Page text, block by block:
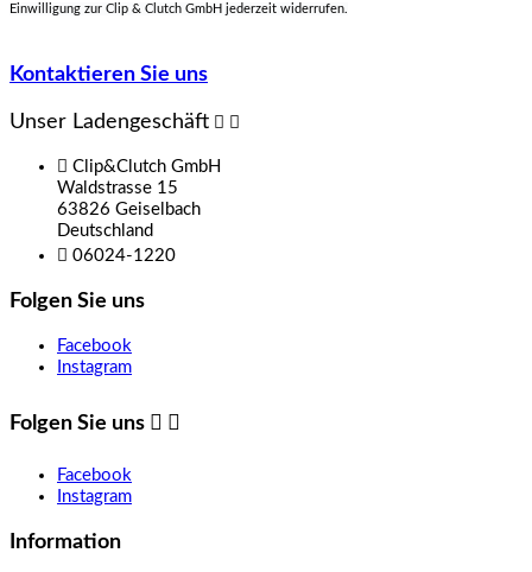
Einwilligung zur Clip & Clutch GmbH jederzeit widerrufen.
Kontaktieren Sie uns
Unser Ladengeschäft
Clip&Clutch GmbH
Waldstrasse 15
63826 Geiselbach
Deutschland
06024-1220
Folgen Sie uns
Facebook
Instagram
Folgen Sie uns  
Facebook
Instagram
Information